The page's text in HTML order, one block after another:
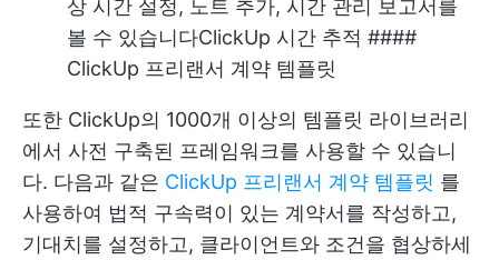
상 시간 설정, 노트 추가, 시간 관리 보고서를
볼 수 있습니다ClickUp 시간 추적 ####
ClickUp 프리랜서 계약 템플릿
또한 ClickUp의 1000개 이상의 템플릿 라이브러리
에서 사전 구축된 프레임워크를 사용할 수 있습니
다. 다음과 같은 ClickUp 프리랜서 계약 템플릿 를
사용하여 법적 구속력이 있는 계약서를 작성하고,
기대치를 설정하고, 클라이언트와 조건을 협상하세